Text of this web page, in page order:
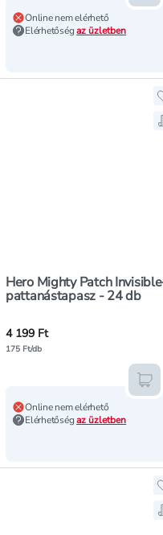
Online nem elérhető
Elérhetőségaz üzletben
Hero Mighty Patch
pattanástapasz - 24 db
4 199 Ft
175 Ft/db
Online nem elérhető
Elérhetőségaz üzletben